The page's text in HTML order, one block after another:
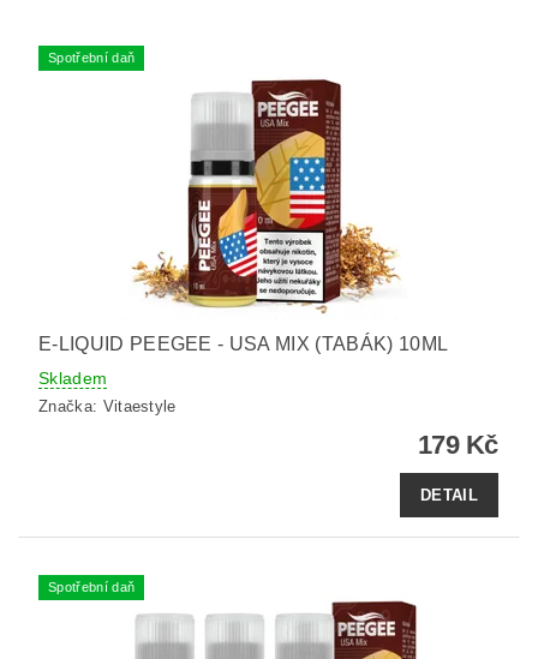
Spotřební daň
E-LIQUID PEEGEE - USA MIX (TABÁK) 10ML
Skladem
Značka: Vitaestyle
179 Kč
DETAIL
Spotřební daň